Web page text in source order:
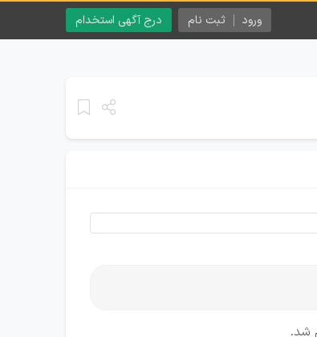
درج آگهی استخدام ورود ثبت نام
شد.